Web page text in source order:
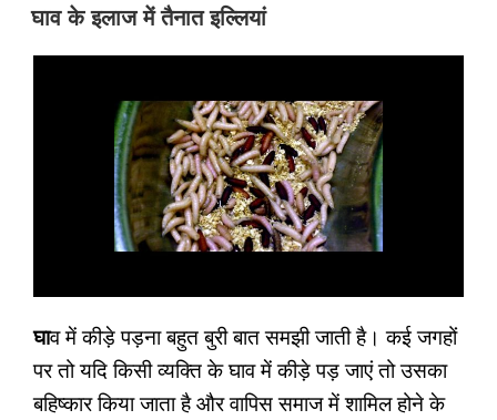
प्रकाशित
किया
घाव के इलाज में तैनात इल्लियां
घाव में कीड़े पड़ना बहुत बुरी बात समझी जाती है। कई जगहों
पर तो यदि किसी व्यक्ति के घाव में कीड़े पड़ जाएं तो उसका
बहिष्कार किया जाता है और वापिस समाज में शामिल होने के